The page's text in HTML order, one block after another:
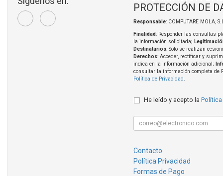
PROTECCIÓN DE
Responsable: COMPUTARE MOLA,
Finalidad: Responder las consultas
la información solicitada;
Destinatarios: Solo se realizan
Derechos: Acceder, rectificar y
indica en la información adicional;
consultar la información completa de
Política de Privacidad.
He leído y acepto la Política
Contacto
Política Privacidad
Formas de Pago